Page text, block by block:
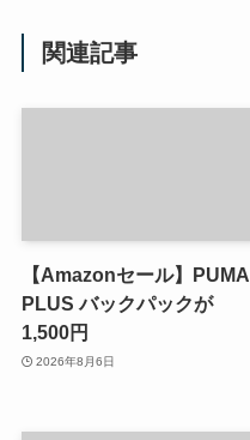
関連記事
【Amazonセール】PUMA
PLUS バックパックが
1,500円
2026年8月6日